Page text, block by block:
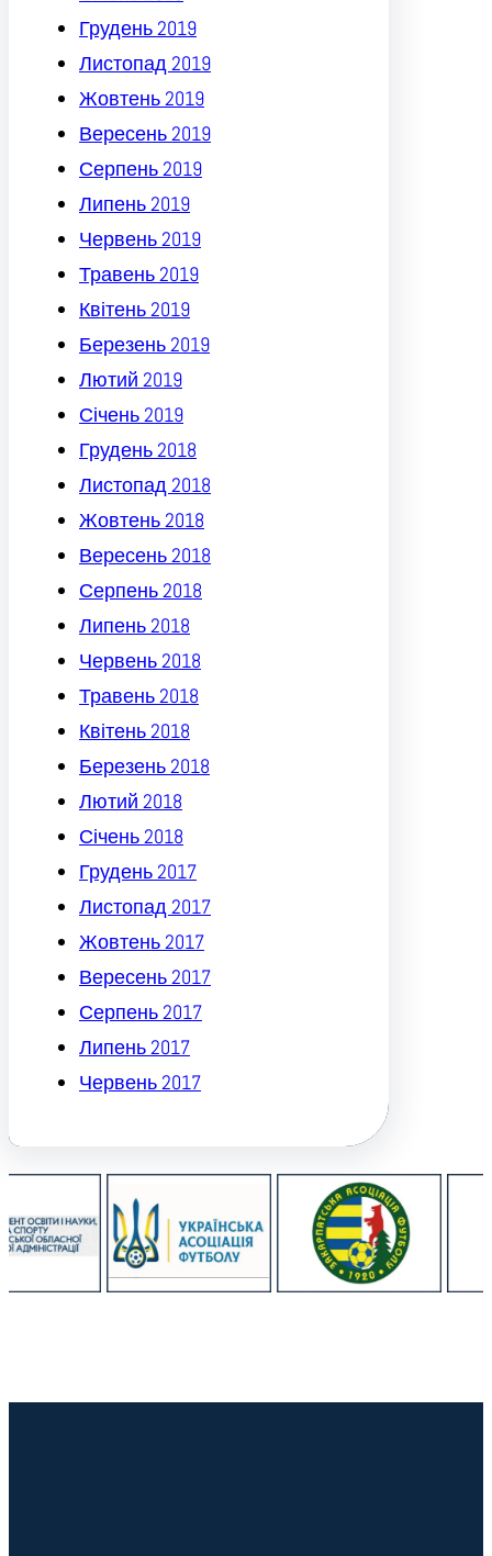
Грудень 2019
Листопад 2019
Жовтень 2019
Вересень 2019
Серпень 2019
Липень 2019
Червень 2019
Травень 2019
Квітень 2019
Березень 2019
Лютий 2019
Січень 2019
Грудень 2018
Листопад 2018
Жовтень 2018
Вересень 2018
Серпень 2018
Липень 2018
Червень 2018
Травень 2018
Квітень 2018
Березень 2018
Лютий 2018
Січень 2018
Грудень 2017
Листопад 2017
Жовтень 2017
Вересень 2017
Серпень 2017
Липень 2017
Червень 2017